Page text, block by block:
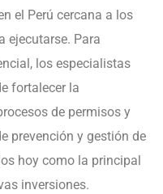
el Perú cercana a los
ejecutarse. Para
los especialistas
fortalecer la
de permisos y
prevención y gestión de
hoy como la principal
inversiones.